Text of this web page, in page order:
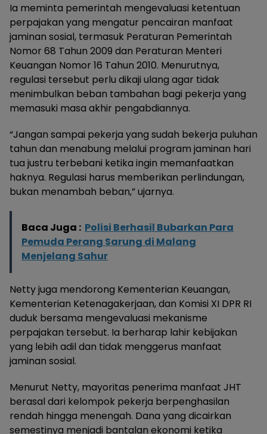
Ia meminta pemerintah mengevaluasi ketentuan
perpajakan yang mengatur pencairan manfaat
jaminan sosial, termasuk Peraturan Pemerintah
Nomor 68 Tahun 2009 dan Peraturan Menteri
Keuangan Nomor 16 Tahun 2010. Menurutnya,
regulasi tersebut perlu dikaji ulang agar tidak
menimbulkan beban tambahan bagi pekerja yang
memasuki masa akhir pengabdiannya.
“Jangan sampai pekerja yang sudah bekerja puluhan
tahun dan menabung melalui program jaminan hari
tua justru terbebani ketika ingin memanfaatkan
haknya. Regulasi harus memberikan perlindungan,
bukan menambah beban,” ujarnya.
Baca Juga : Polisi Berhasil Bubarkan Para
Pemuda Perang Sarung di Malang
Menjelang Sahur
Netty juga mendorong Kementerian Keuangan,
Kementerian Ketenagakerjaan, dan Komisi XI DPR RI
duduk bersama mengevaluasi mekanisme
perpajakan tersebut. Ia berharap lahir kebijakan
yang lebih adil dan tidak menggerus manfaat
jaminan sosial.
Menurut Netty, mayoritas penerima manfaat JHT
berasal dari kelompok pekerja berpenghasilan
rendah hingga menengah. Dana yang dicairkan
semestinya menjadi bantalan ekonomi ketika